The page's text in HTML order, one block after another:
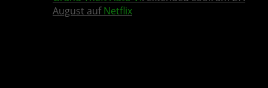
August aufNetflix